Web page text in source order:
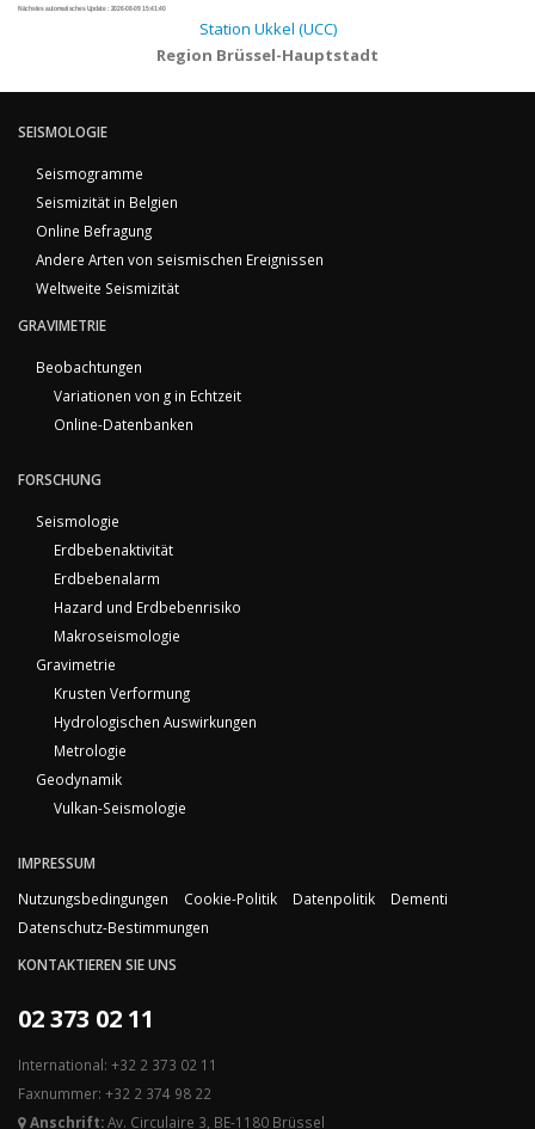
Nächstes automatisches Update : 2026-08-09 15:41:40
Station Ukkel (UCC)
Region Brüssel-Hauptstadt
SEISMOLOGIE
Seismogramme
Seismizität in Belgien
Online Befragung
Andere Arten von seismischen Ereignissen
Weltweite Seismizität
GRAVIMETRIE
Beobachtungen
Variationen von g in Echtzeit
Online-Datenbanken
FORSCHUNG
Seismologie
Erdbebenaktivität
Erdbebenalarm
Hazard und Erdbebenrisiko
Makroseismologie
Gravimetrie
Krusten Verformung
Hydrologischen Auswirkungen
Metrologie
Geodynamik
Vulkan-Seismologie
IMPRESSUM
Nutzungsbedingungen
Cookie-Politik Datenpolitik
Dementi
Datenschutz-Bestimmungen
KONTAKTIEREN SIE UNS
02 373 02 11
International: +32 2 373 02 11
Faxnummer: +32 2 374 98 22
Anschrift:Av. Circulaire 3, BE-1180 Brüssel